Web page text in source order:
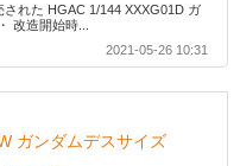
れた HGAC 1/144 XXXG01D ガ
改造開始時...
2021-05-26 10:31
ガンダムデスサイズ